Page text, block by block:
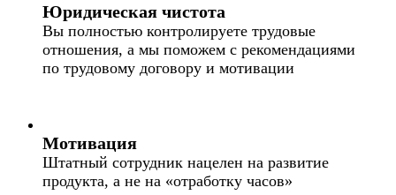
Юридическая чистота
Вы полностью контролируете трудовые
отношения, а мы поможем с рекомендациями
по трудовому договору и мотивации
Мотивация
Штатный сотрудник нацелен на развитие
продукта, а не на «отработку часов»